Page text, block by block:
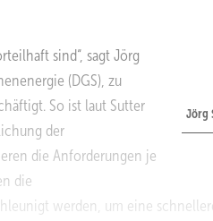
Jörg
sind“, sagt Jörg
(DGS), zu
So ist laut Sutter
der
die Anforderungen je
die
werden, um eine